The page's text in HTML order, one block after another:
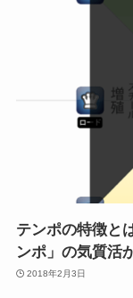
テンポの特徴と
ンポ」の気質活
2018年2月3日